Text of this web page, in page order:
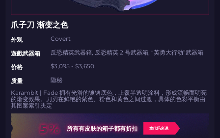
爪子刀 渐变之色
外观
Covert
遊戲武器箱
反恐精英武器箱, 反恐精英 2 号武器箱, “英勇大行动”武器箱
价格
$3,095 - $3,650
质量
隐秘
Karambit | Fade 拥有光滑的镀铬底色，上覆半透明涂料，形成流畅而明亮
的渐变效果。刀刃在鲜艳的紫色、粉色和黄色之间过渡，具体的色彩平衡由
其图案索引决定
5% 所有有皮肤的箱子都有折扣 拿代码来说